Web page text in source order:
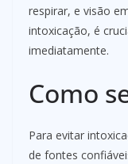
respirar, e visão
intoxicação, é
imediatamente.
Como
Para evitar
de fontes